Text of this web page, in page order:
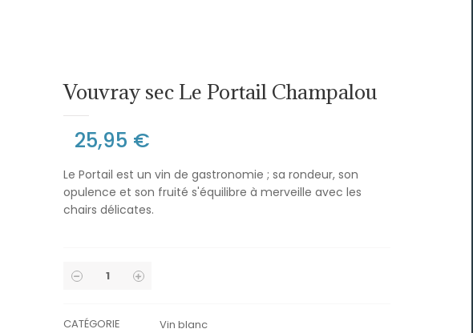
Vouvray sec Le Portail Champalou
25,95 €
Le Portail est un vin de gastronomie ; sa rondeur, son
opulence et son fruité s'équilibre à merveille avec les
chairs délicates.
CATÉGORIE
Vin blanc